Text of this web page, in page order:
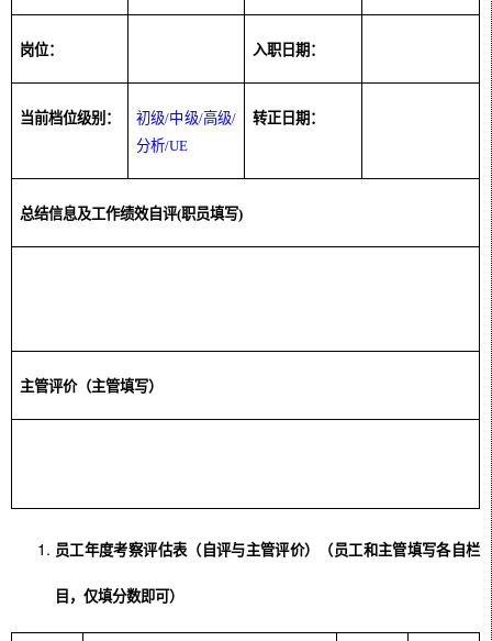
岗位： 入职日期：
当前档位级别： 初级/中级/高级/
分析/UE
转正日期：
总结信息及工作绩效自评(职员填写)
主管评价（主管填写）
员工年度考察评估表（自评与主管评价）（员工和主管填写各自栏
目，仅填分数即可）